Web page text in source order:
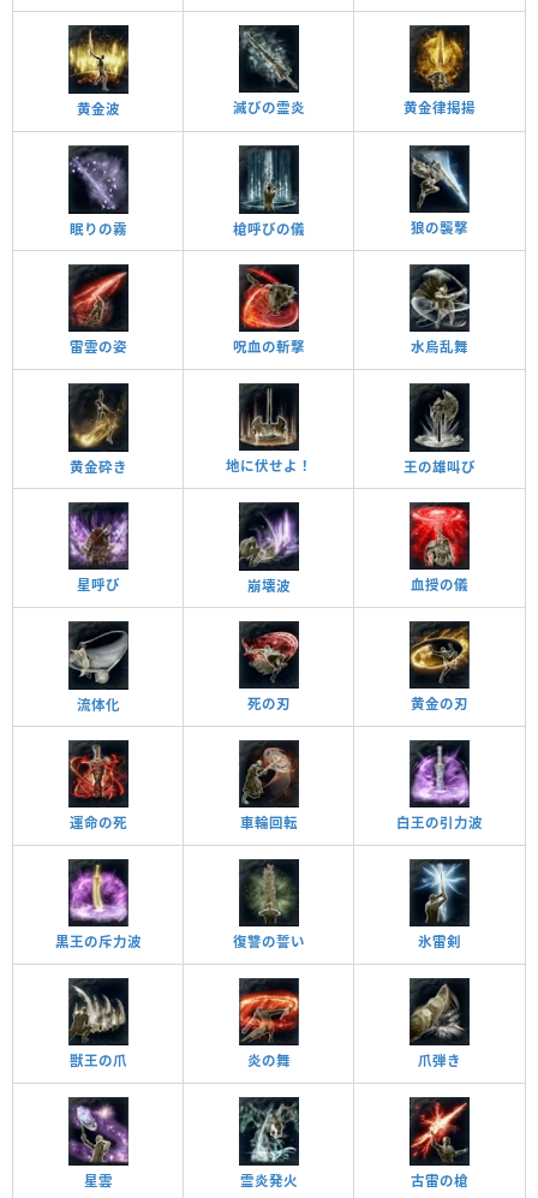
黄金波 滅びの霊炎 黄金律揭揚
眠りの霧 槍呼びの儀 狼の襲撃
雷雲の姿 呪血の斬撃 水烏乱舞
黄金砕き 地に伏せよ！ 王の雄叫び
星呼び 崩壊波 血授の儀
流体化 死の刃 黄金の刃
運命の死 車輪回転 白王の引力波
黒王の斥力波 復讐の誓い 氷雷剣
獣王の爪 炎の舞 爪弾き
星雲 霊炎発火 古雷の槍